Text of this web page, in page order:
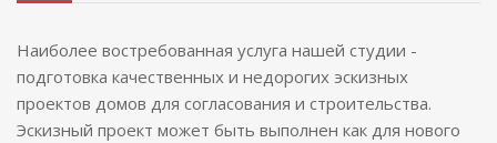
Наиболее востребованная услуга нашей студии -
подготовка качественных и недорогих эскизных
проектов домов для согласования и строительства.
Эскизный проект может быть выполнен как для нового